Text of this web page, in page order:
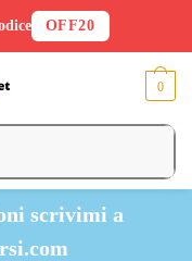
0
scrivimi a
OFF20